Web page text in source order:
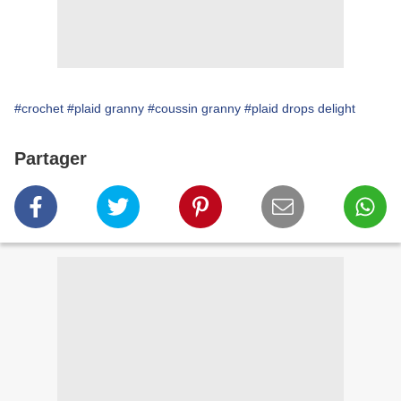
#crochet #plaid granny #coussin granny #plaid drops delight
Partager